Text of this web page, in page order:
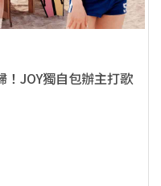
JOY獨自包辦主打歌